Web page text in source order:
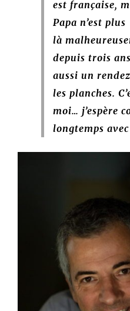
est française,
Papa n’est plus
là
depuis trois
aussi un
les planches.
moi… j’espère
longtemps